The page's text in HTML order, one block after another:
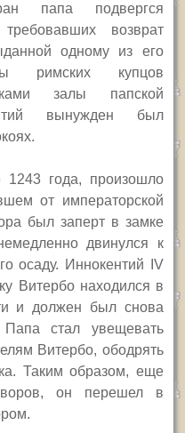
папа подвергся
требовавших возврат
одному из его
римских купцов
залы папской
вынужден был
1243 года, произошло
от императорской
был заперт в замке
двинулся к
осаду. Иннокентий
IV
Витербо находился в
и должен был снова
Папа стал увещевать
Витербо, ободрять
Таким образом, еще
он перешел в